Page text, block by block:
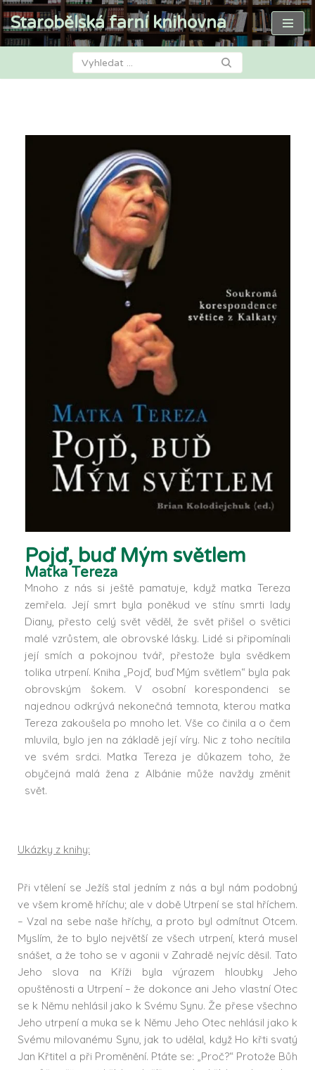
Přeskočit
Starobělská farní knihovna
Pojď, buď Mým světlem
Matka Tereza
Mnoho z nás si ještě pamatuje, když matka Tereza
zemřela. Její smrt byla poněkud ve stínu smrti lady
Diany, přesto celý svět věděl, že svět přišel o světici
malé vzrůstem, ale obrovské lásky. Lidé si připomínali
její smích a pokojnou tvář, přestože byla svědkem
tolika utrpení. Kniha „Pojď, buď Mým světlem“ byla pak
obrovským šokem. V osobní korespondenci se
najednou odkrývá nekonečná temnota, kterou matka
Tereza zakoušela po mnoho let. Vše co činila a o čem
mluvila, bylo jen na základě její víry. Nic z toho necítila
ve svém srdci. Matka Tereza je důkazem toho, že
obyčejná malá žena z Albánie může navždy změnit
svět.
Ukázky z knihy:
Při vtělení se Ježíš stal jedním z nás a byl nám podobný
ve všem kromě hříchu; ale v době Utrpení se stal hříchem.
– Vzal na sebe naše hříchy, a proto byl odmítnut Otcem.
Myslím, že to bylo největší ze všech utrpení, která musel
snášet, a že toho se v agonii v Zahradě nejvíc děsil. Tato
Jeho slova na Kříži byla výrazem hloubky Jeho
opuštěnosti a Utrpení – že dokonce ani Jeho vlastní Otec
se k Němu nehlásil jako k Svému Synu. Že přese všechno
Jeho utrpení a muka se k Němu Jeho Otec nehlásil jako k
Svému milovanému Synu, jak to udělal, když Ho křti svatý
Jan Křtitel a při Proměnění. Ptáte se: „Proč?“ Protože Bůh